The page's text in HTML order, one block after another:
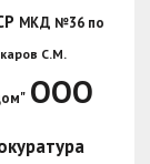
МКД №36 по
С.М.
ООО